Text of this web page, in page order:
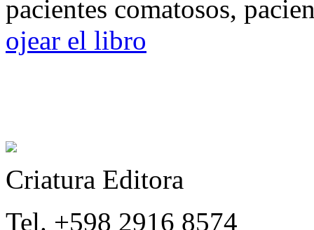
pacientes comatosos,
ojear el libro
Criatura Editora
Tel. +598 2916 8574